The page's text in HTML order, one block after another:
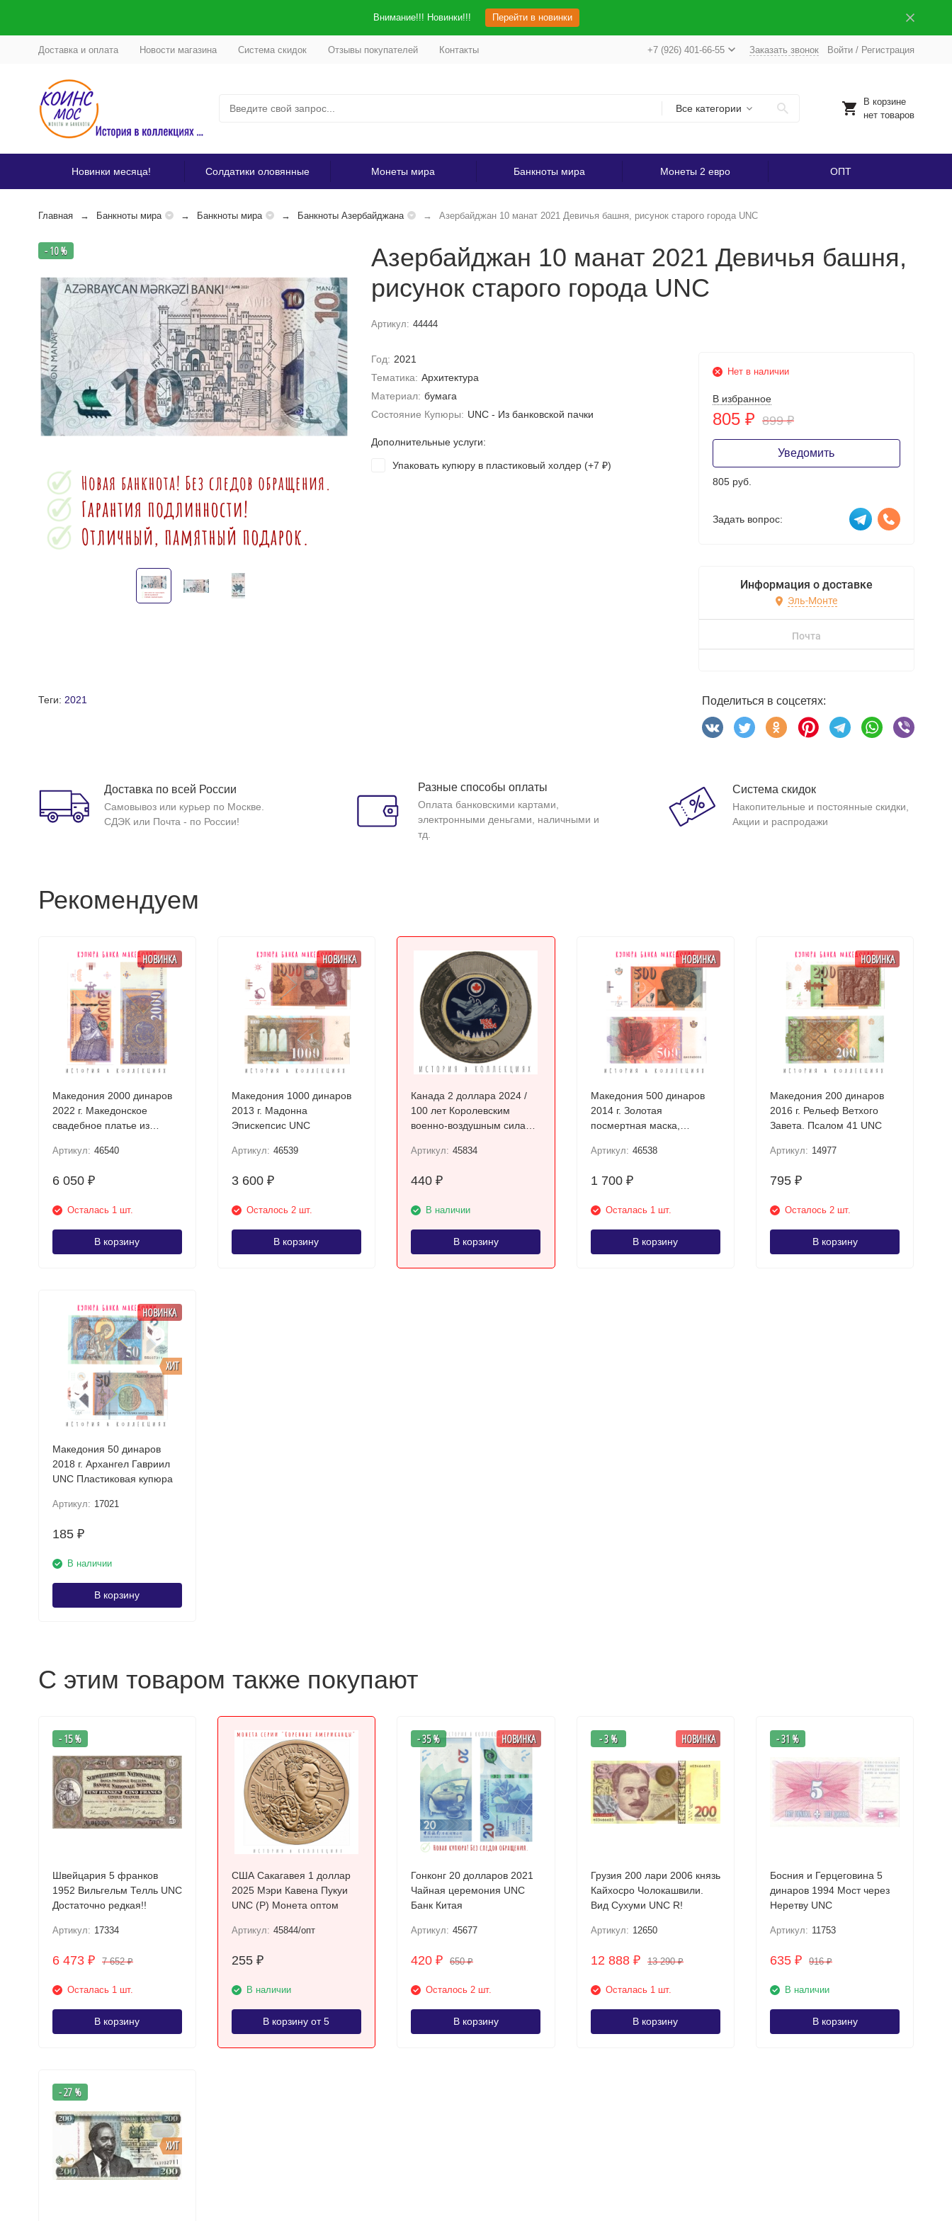
Внимание!!! Новинки!!! Перейти в новинки
Доставка и оплата Новости магазина Система скидок Отзывы покупателей Контакты +7 (926) 401-66-55 Заказать звонок Войти/ Регистрация
Все категории
В корзине
нет товаров
Новинки месяца! Солдатики оловянные Монеты мира Банкноты мира Монеты 2 евро ОПТ
Главная Банкноты мира Банкноты мира Банкноты Азербайджана Азербайджан 10 манат 2021 Девичья башня, рисунок старого города UNC
- 10 %
Азербайджан 10 манат 2021 Девичья башня,
рисунок старого города UNC
Артикул: 44444
Год: 2021
Тематика: Архитектура
Материал: бумага
Состояние Купюры: UNC - Из банковской пачки
Дополнительные услуги:
Упаковать купюру в пластиковый холдер (+7 ₽)
Нет в наличии
В избранное
805 ₽ 899₽
Уведомить
805 руб.
Задать вопрос:
Информация о доставке
Эль-Монте
Почта
Теги: 2021 Поделиться в соцсетях:
Доставка по всей России
Самовывоз или курьер по Москве.
СДЭК или Почта - по России!
Разные способы оплаты
Оплата банковскими картами,
электронными деньгами, наличными и
тд.
Система скидок
Накопительные и постоянные скидки,
Акции и распродажи
Рекомендуем
НОВИНКА
Македония 2000 динаров
2022 г. Македонское
свадебное платье из
Артикул: 46540
6 050 ₽
Осталась 1 шт.
В корзину
НОВИНКА
Македония 1000 динаров
2013 г. Мадонна
Эпискепсис UNC
Артикул: 46539
3 600 ₽
Осталось 2 шт.
В корзину
Канада 2 доллара 2024 /
100 лет Королевским
военно-воздушным силам
монета
Артикул: 45834
440₽
В наличии
В корзину
НОВИНКА
Македония 500 динаров
2014 г. Золотая
посмертная маска,
Артикул: 46538
1 700 ₽
Осталась 1 шт.
В корзину
НОВИНКА
Македония 200 динаров
2016 г. Рельеф Ветхого
Завета. Псалом 41 UNC
Артикул: 14977
795₽
Осталось 2 шт.
В корзину
ХИТ
НОВИНКА
Македония 50 динаров
2018 г. Архангел Гавриил
UNC Пластиковая купюра
Артикул: 17021
185 ₽
В наличии
В корзину
С этим товаром также покупают
- 15 %
Швейцария 5 франков
1952 Вильгельм Телль UNC
Достаточно редкая!!
Артикул: 17334
6 473 ₽ 7 652₽
Осталась 1 шт.
В корзину
США Сакагавея 1 доллар
2025 Мэри Кавена Пукуи
UNC (P) Монета оптом
Артикул: 45844/опт
255 ₽
В наличии
В корзину от 5
- 35 % НОВИНКА
Гонконг 20 долларов 2021
Чайная церемония UNC
Банк Китая
Артикул: 45677
420₽ 650₽
Осталось 2 шт.
В корзину
- 3 % НОВИНКА
Грузия 200 лари 2006 князь
Кайхосро Чолокашвили.
Вид Сухуми UNC R!
Артикул: 12650
12 888 ₽ 13 290₽
Осталась 1 шт.
В корзину
- 31 %
Босния и Герцеговина 5
динаров 1994 Мост через
Неретву UNC
Артикул: 11753
635₽ 916₽
В наличии
В корзину
ХИТ
- 27 %